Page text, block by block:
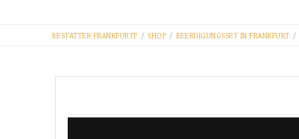
BESTATTER FRANKFURT​F / SHOP / BEERDIGUNGSSET IN FRANKFURT /